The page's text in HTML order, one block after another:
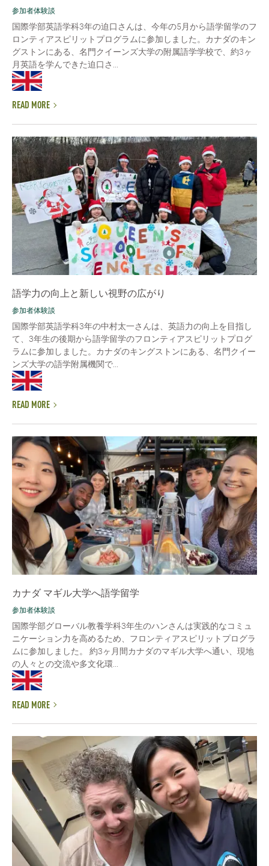
参加者体験談
国際学部英語学科3年の迫口さんは、今年の5月から語学留学のフ
ロンティアスピリットプログラムに参加しました。カナダのキン
グストンにある、名門クイーンズ大学の附属語学学校で、約3ヶ
月英語を学んできた迫口さ...
READ MORE
語学力の向上と新しい視野の広がり
参加者体験談
国際学部英語学科3年の中村太一さんは、英語力の向上を目指し
て、3年生の後期から語学留学のフロンティアスピリットプログ
ラムに参加しました。カナダのキングストンにある、名門クイー
ンズ大学の語学附属機関で...
READ MORE
カナダ マギル大学へ語学留学
参加者体験談
国際学部グローバル教養学科3年生のハンさんは実践的なコミュ
ニケーション力を高めるため、フロンティアスピリットプログラ
ムに参加しました。 約3ヶ月間カナダのマギル大学へ通い、現地
の人々との交流や多文化環...
READ MORE